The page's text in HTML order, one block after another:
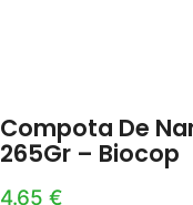
Compota De
265Gr – Biocop
4.65 €